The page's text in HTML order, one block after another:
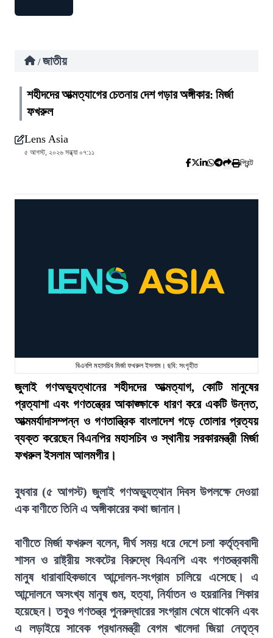
/ জাতীয়
শহীদদের আত্মত্যাগের চেতনায় দেশ গড়ার অঙ্গীকার: মির্জা
ফখরুল
Lens Asia
৫ আগস্ট, ২০২৬ সন্ধ্যা ০৭:১১
প্রিন্ট
বিএনপি মহাসচিব মির্জা ফখরুল ইসলাম। ছবি: সংগৃহীত
জুলাই গণঅভ্যুত্থানের শহীদদের আত্মত্যাগ, কোটি মানুষের
প্রত্যাশা এবং গণতন্ত্রের আকাঙ্ক্ষাকে ধারণ করে একটি উন্নত,
আত্মমর্যাদাসম্পন্ন ও গণতান্ত্রিক বাংলাদেশ গড়ে তোলার প্রত্যয়
ব্যক্ত করেছেন বিএনপির মহাসচিব ও স্থানীয় সরকারমন্ত্রী মির্জা
ফখরুল ইসলাম আলমগীর।
বুধবার (৫ আগস্ট) জুলাই গণঅভ্যুত্থান দিবস উপলক্ষে দেওয়া
এক বাণীতে তিনি এ অঙ্গীকারের কথা জানান।
বাণীতে মির্জা ফখরুল বলেন, দীর্ঘ সময় ধরে দেশে চলা কর্তৃত্ববাদী
শাসন ও রাষ্ট্রীয় সংকটের বিরুদ্ধে বিএনপি এবং গণতন্ত্রকামী
মানুষ ধারাবাহিকভাবে আন্দোলন-সংগ্রাম চালিয়ে এসেছে। এ
আন্দোলনে অসংখ্য মানুষ গুম, হত্যা, নির্যাতন ও হয়রানির শিকার
হয়েছেন। তবুও গণতন্ত্র পুনরুদ্ধারের সংগ্রাম থেমে থাকেনি এবং
এ লড়াইয়ে সাবেক প্রধানমন্ত্রী বেগম খালেদা জিয়া নেতৃত্ব